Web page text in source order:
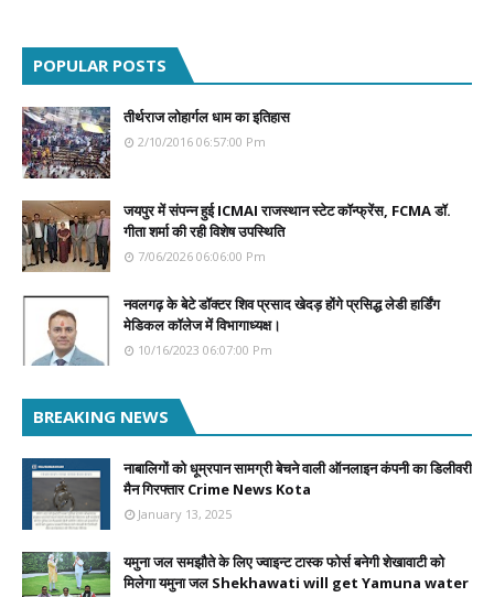
POPULAR POSTS
तीर्थराज लोहार्गल धाम का इतिहास
2/10/2016 06:57:00 Pm
जयपुर में संपन्न हुई ICMAI राजस्थान स्टेट कॉन्फ्रेंस, FCMA डॉ.
गीता शर्मा की रही विशेष उपस्थिति
7/06/2026 06:06:00 Pm
नवलगढ़ के बेटे डॉक्टर शिव प्रसाद खेदड़ होंगे प्रसिद्ध लेडी हार्डिंग
मेडिकल कॉलेज में विभागाध्यक्ष।
10/16/2023 06:07:00 Pm
BREAKING NEWS
नाबालिगों को धूम्रपान सामग्री बेचने वाली ऑनलाइन कंपनी का डिलीवरी
मैन गिरफ्तार Crime News Kota
January 13, 2025
यमुना जल समझौते के लिए ज्वाइन्ट टास्क फोर्स बनेगी शेखावाटी को
मिलेगा यमुना जल Shekhawati will get Yamuna water